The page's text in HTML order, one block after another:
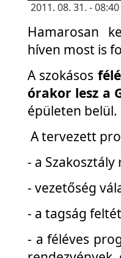
2011. 08. 31. -
Hamarosan
híven most is
A szokásos
órakor lesz a
épületen belül.
A tervezett
- a
- vezetőség
- a tagság
- a féléves